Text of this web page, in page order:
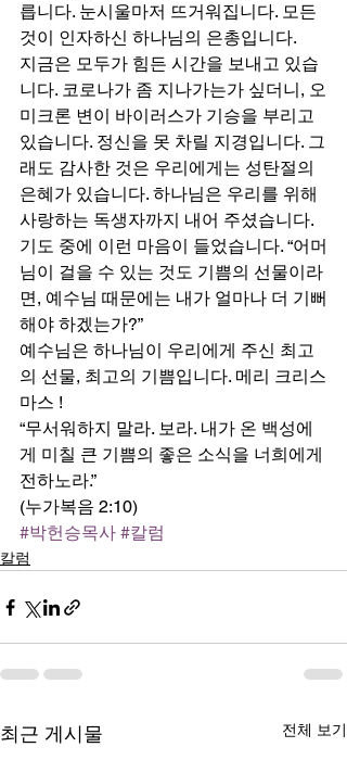
릅니다. 눈시울마저 뜨거워집니다. 모든
것이 인자하신 하나님의 은총입니다.
지금은 모두가 힘든 시간을 보내고 있습
니다. 코로나가 좀 지나가는가 싶더니, 오
미크론 변이 바이러스가 기승을 부리고
있습니다. 정신을 못 차릴 지경입니다. 그
래도 감사한 것은 우리에게는 성탄절의
은혜가 있습니다. 하나님은 우리를 위해
사랑하는 독생자까지 내어 주셨습니다.
기도 중에 이런 마음이 들었습니다. “어머
님이 걸을 수 있는 것도 기쁨의 선물이라
면, 예수님 때문에는 내가 얼마나 더 기뻐
해야 하겠는가?”
예수님은 하나님이 우리에게 주신 최고
의 선물, 최고의 기쁨입니다. 메리 크리스
마스 !
“무서워하지 말라. 보라. 내가 온 백성에
게 미칠 큰 기쁨의 좋은 소식을 너희에게
전하노라.”
(누가복음 2:10)
#박헌승목사 #칼럼
칼럼
최근 게시물 전체 보기